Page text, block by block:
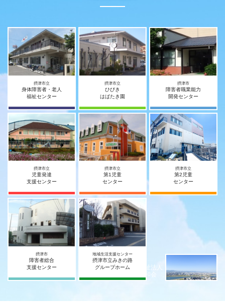
社会福祉法人
摂津宥和会
摂津市立
身体障害者・老人
福祉センター
摂津市立
ひびき
はばたき園
摂津市
障害者職業能力
開発センター
摂津市立
児童発達
支援センター
摂津市立
第1児童
センター
摂津市立
第2児童
センター
摂津市
障害者総合
支援センター
地域生活支援センター
摂津市立みきの路
グループホーム